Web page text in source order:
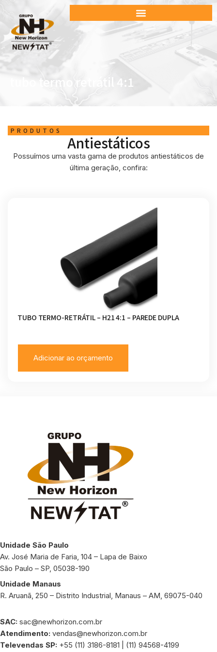
tubo termo retrátil 4:1
PRODUTOS
Antiestáticos
Possuímos uma vasta gama de produtos antiestáticos de
última geração, confira:
TUBO TERMO-RETRÁTIL – H21 4:1 – PAREDE DUPLA
Adicionar ao orçamento
Unidade São Paulo
Av. José Maria de Faria, 104 – Lapa de Baixo
São Paulo – SP, 05038-190
Unidade Manaus
R. Aruanã, 250 – Distrito Industrial, Manaus – AM, 69075-040
SAC: sac@newhorizon.com.br
Atendimento: vendas@newhorizon.com.br
Televendas SP: +55 (11) 3186-8181 | (11) 94568-4199